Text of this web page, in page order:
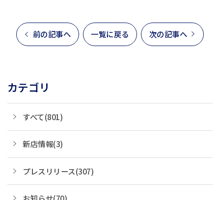
前の記事へ 一覧に戻る 次の記事へ
カテゴリ
すべて(801)
新店情報(3)
プレスリリース(307)